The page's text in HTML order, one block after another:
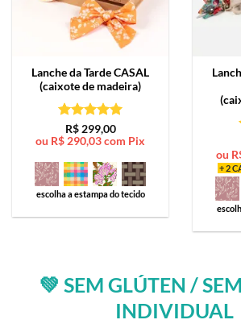
Lanche da TardeCASAL
(caixote de madeira)
Avaliação5
de 5
R$299,00
ou R$ 290,03com Pix
escolha a estampa do tecido
ou
+ 2
💚 SEM GLÚTEN /
INDIVIDUAL